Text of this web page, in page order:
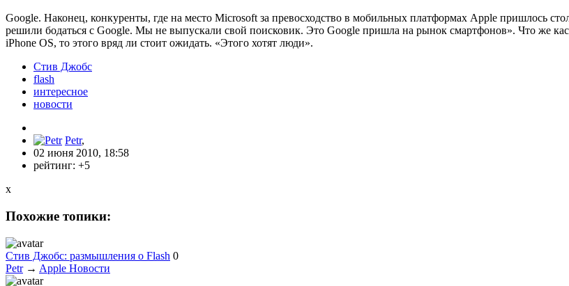
Google. Наконец, конкуренты, где на место Microsoft за превосходство в мобильных платформах Apple пришлось
решили бодаться с Google. Мы не выпускали свой поисковик. Это Google пришла на рынок смартфонов». Что же
iPhone OS, то этого вряд ли стоит ожидать. «Этого хотят люди».
Стив Джобс
flash
интересное
новости
Petr,
02 июня 2010, 18:58
рейтинг: +5
x
Похожие топики:
Стив Джобс: размышления о Flash 0
Petr→ Apple Новости